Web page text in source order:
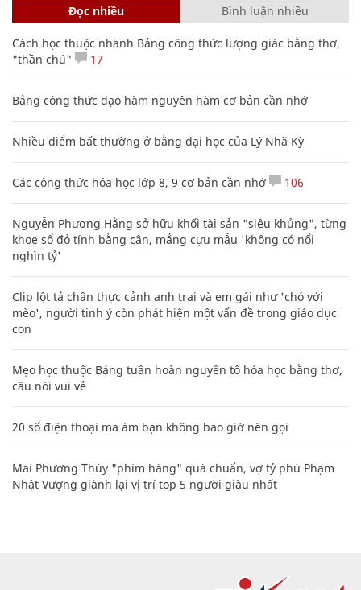
Đọc nhiều Bình luận nhiều
Cách học thuộc nhanh Bảng công thức lượng giác bằng thơ,
"thần chú"
17
Bảng công thức đạo hàm nguyên hàm cơ bản cần nhớ
Nhiều điểm bất thường ở bằng đại học của Lý Nhã Kỳ
Các công thức hóa học lớp 8, 9 cơ bản cần nhớ 106
Nguyễn Phương Hằng sở hữu khối tài sản "siêu khủng", từng
khoe sổ đỏ tính bằng cân, mắng cựu mẫu 'không có nổi
nghìn tỷ'
Clip lột tả chân thực cảnh anh trai và em gái như 'chó với
mèo', người tinh ý còn phát hiện một vấn đề trong giáo dục
con
Mẹo học thuộc Bảng tuần hoàn nguyên tố hóa học bằng thơ,
câu nói vui vẻ
20 số điện thoại ma ám bạn không bao giờ nên gọi
Mai Phương Thúy "phím hàng" quá chuẩn, vợ tỷ phú Phạm
Nhật Vượng giành lại vị trí top 5 người giàu nhất